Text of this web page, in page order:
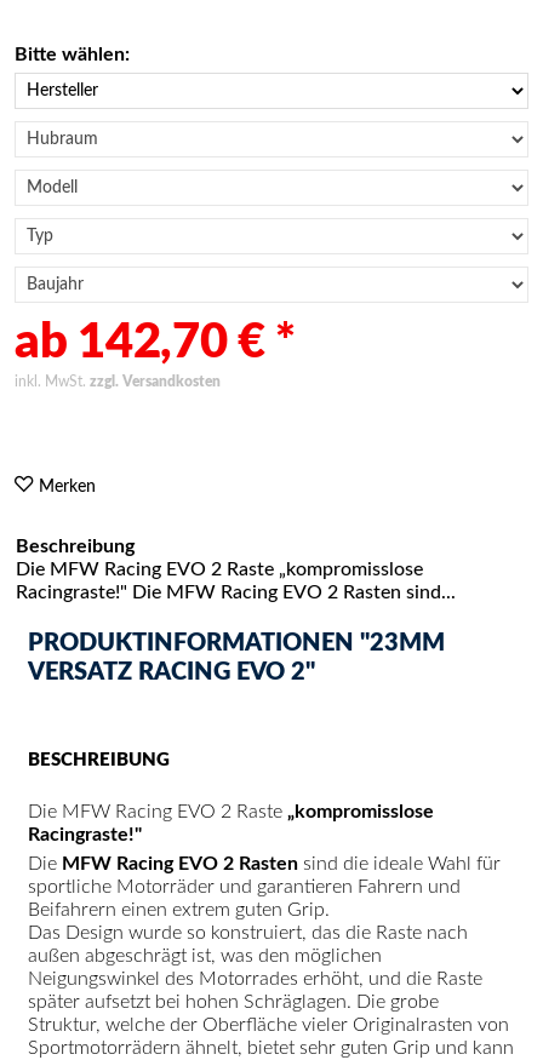
Bitte wählen:
ab 142,70 € *
inkl. MwSt. zzgl. Versandkosten
Merken
Beschreibung
Die MFW Racing EVO 2 Raste „kompromisslose
Racingraste!" Die MFW Racing EVO 2 Rasten sind...
PRODUKTINFORMATIONEN "23MM
VERSATZ RACING EVO 2"
BESCHREIBUNG
Die MFW Racing EVO 2 Raste „kompromisslose
Racingraste!"
Die MFW Racing EVO 2 Rasten sind die ideale Wahl für
sportliche Motorräder und garantieren Fahrern und
Beifahrern einen extrem guten Grip.
Das Design wurde so konstruiert, das die Raste nach
außen abgeschrägt ist, was den möglichen
Neigungswinkel des Motorrades erhöht, und die Raste
später aufsetzt bei hohen Schräglagen. Die grobe
Struktur, welche der Oberfläche vieler Originalrasten von
Sportmotorrädern ähnelt, bietet sehr guten Grip und kann